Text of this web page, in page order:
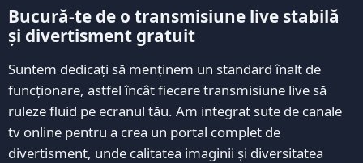
Bucură-te de o transmisiune live stabilă
și divertisment gratuit
Suntem dedicați să menținem un standard înalt de
funcționare, astfel încât fiecare transmisiune live să
ruleze fluid pe ecranul tău. Am integrat sute de canale
tv online pentru a crea un portal complet de
divertisment, unde calitatea imaginii și diversitatea